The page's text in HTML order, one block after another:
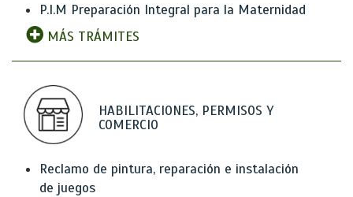
P.I.M Preparación Integral para la Maternidad
MÁS TRÁMITES
HABILITACIONES, PERMISOS Y
COMERCIO
Reclamo de pintura, reparación e instalación
de juegos